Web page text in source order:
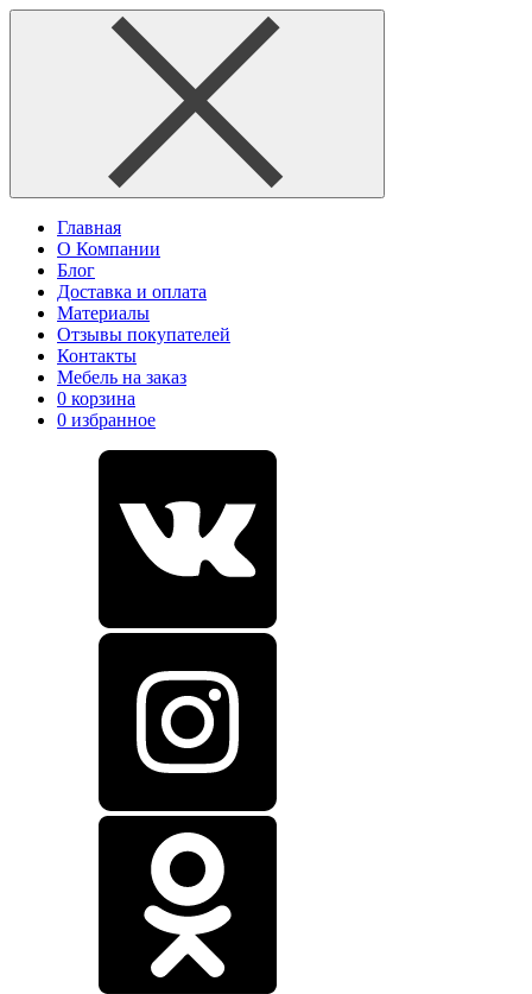
Главная
О Компании
Блог
Доставка и оплата
Материалы
Отзывы покупателей
Контакты
Мебель на заказ
0 корзина
0 избранное